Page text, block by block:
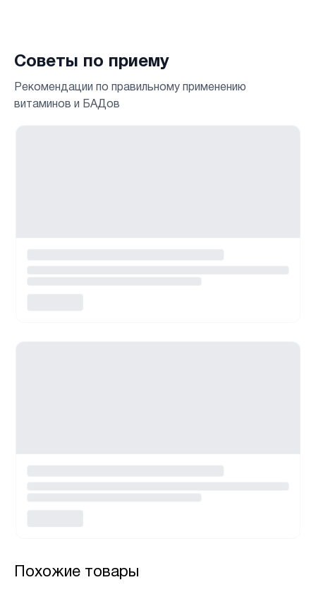
Советы по приему
Рекомендации по правильному применению
витаминов и БАДов
Похожие товары